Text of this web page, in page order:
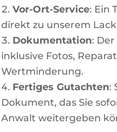
Vor-Ort-Service: Ein
direkt zu unserem
Dokumentation:
inklusive Fotos,
Wertminderung.
Fertiges Gutachten:
Dokument, das Sie
Anwalt weitergeben